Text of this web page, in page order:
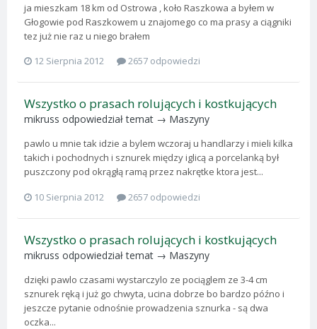
ja mieszkam 18 km od Ostrowa , koło Raszkowa a byłem w
Głogowie pod Raszkowem u znajomego co ma prasy a ciągniki
tez już nie raz u niego brałem
12 Sierpnia 2012
2657 odpowiedzi
Wszystko o prasach rolujących i kostkujących
mikruss odpowiedział temat → Maszyny
pawlo u mnie tak idzie a bylem wczoraj u handlarzy i mieli kilka
takich i pochodnych i sznurek między iglicą a porcelanką był
puszczony pod okrągłą ramą przez nakrętke ktora jest...
10 Sierpnia 2012
2657 odpowiedzi
Wszystko o prasach rolujących i kostkujących
mikruss odpowiedział temat → Maszyny
dzięki pawlo czasami wystarczylo ze pociąglem ze 3-4 cm
sznurek ręką i już go chwyta, ucina dobrze bo bardzo późno i
jeszcze pytanie odnośnie prowadzenia sznurka - są dwa
oczka...